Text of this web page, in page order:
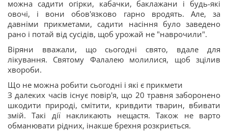
можна садити огірки, кабачки, баклажани і будь-які
овочі, і вони обов'язково гарно вродять. Але, за
давніми прикметами, садити насіння було заведено
рано і потай від сусідів, щоб урожай не "наврочили".
Віряни вважали, що сьогодні свято, вдале для
лікування. Святому Фалалею молилися, щоб зцілив
хвороби.
Що не можна робити сьогодні і які є прикмети
З далеких часів існує повір'я, що 20 травня заборонено
шкодити природі, смітити, кривдити тварин, вбивати
змій. Такі дії накликають нещастя. Також не варто
обманювати рідних, інакше брехня розкриється.